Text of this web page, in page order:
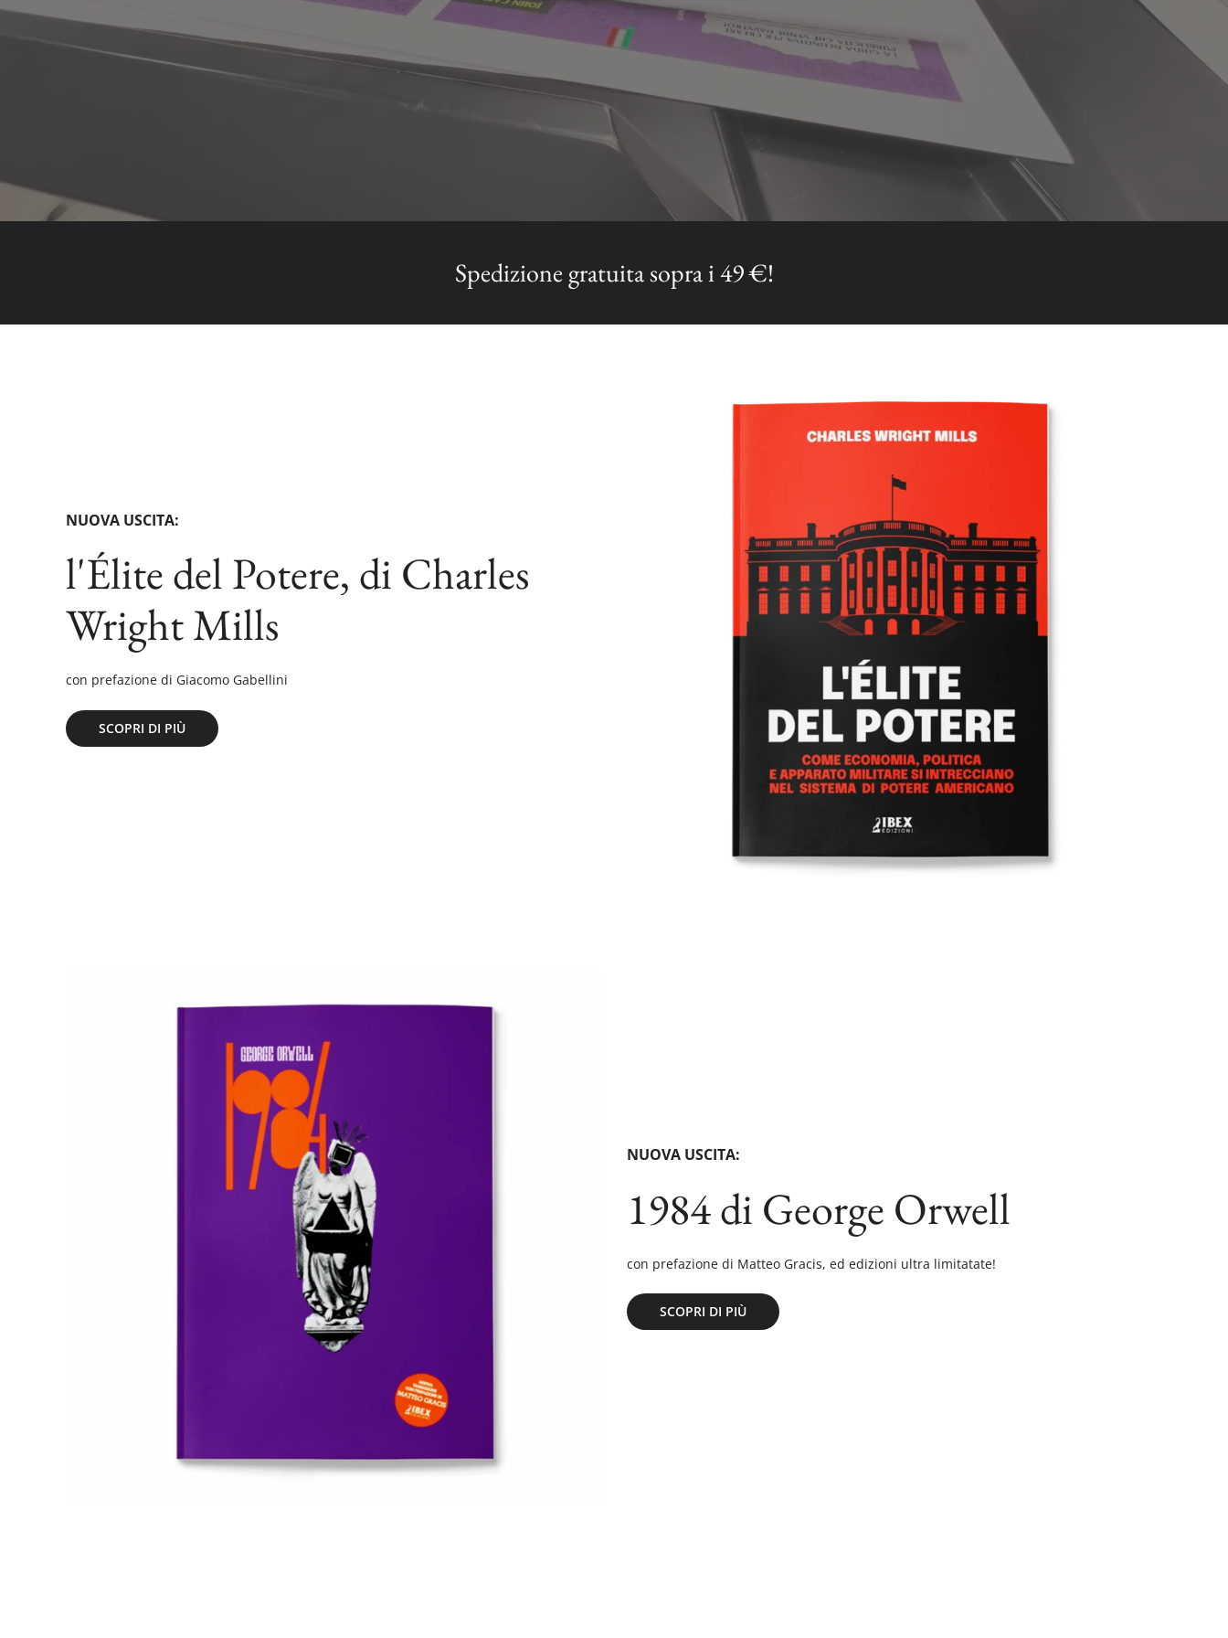
Spedizione gratuita sopra i 49 €!
NUOVA USCITA:
l'Élite del Potere, di Charles
Wright Mills
con prefazione di Giacomo Gabellini
SCOPRI DI PIÙ
NUOVA USCITA:
1984di George Orwell
con prefazione di Matteo Gracis, ed edizioni ultra limitatate!
SCOPRI DI PIÙ